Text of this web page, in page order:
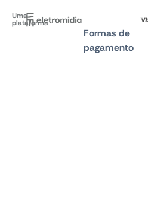
Uma
plataforma
Formas de
pagamento